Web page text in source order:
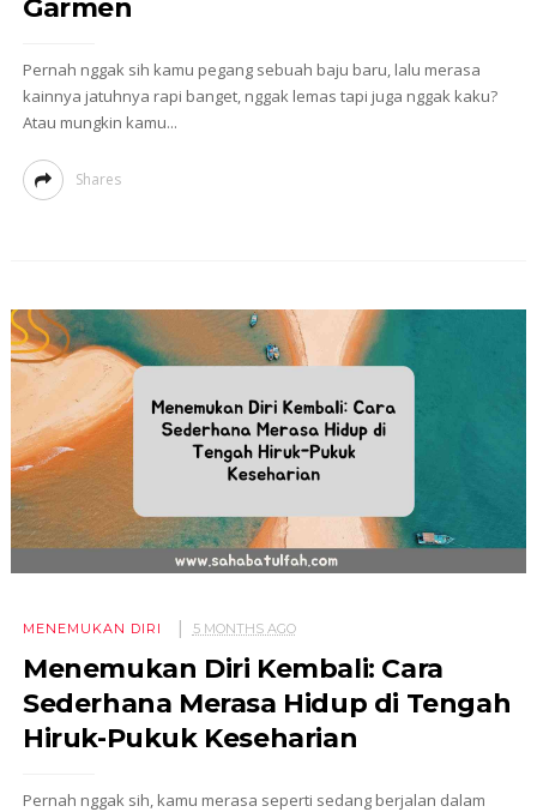
Garmen
Pernah nggak sih kamu pegang sebuah baju baru, lalu merasa
kainnya jatuhnya rapi banget, nggak lemas tapi juga nggak kaku?
Atau mungkin kamu...
Shares
MENEMUKAN DIRI 5 MONTHS AGO
Menemukan Diri Kembali: Cara
Sederhana Merasa Hidup di Tengah
Hiruk-Pukuk Keseharian
Pernah nggak sih, kamu merasa seperti sedang berjalan dalam